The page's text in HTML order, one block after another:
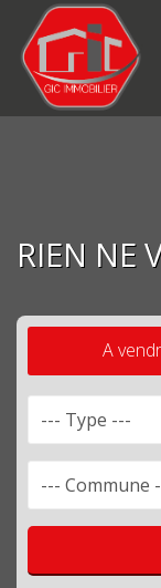
RIEN NE
A